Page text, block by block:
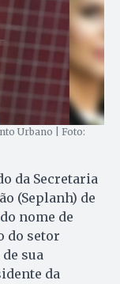
Urbano | Foto:
da Secretaria
(Seplanh) de
do nome de
do setor
sua
da